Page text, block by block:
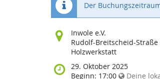
Der
Wo
findet
diese
statt?
Inwole e.V.
Rudolf-Breitscheid-Straße
Holzwerkstatt
Wann
findet
29. Oktober 2025
Beginn: 17:00 Deine